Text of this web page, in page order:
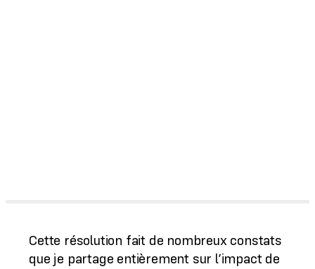
Cette résolution fait de nombreux constats
que je partage entièrement sur l’impact de